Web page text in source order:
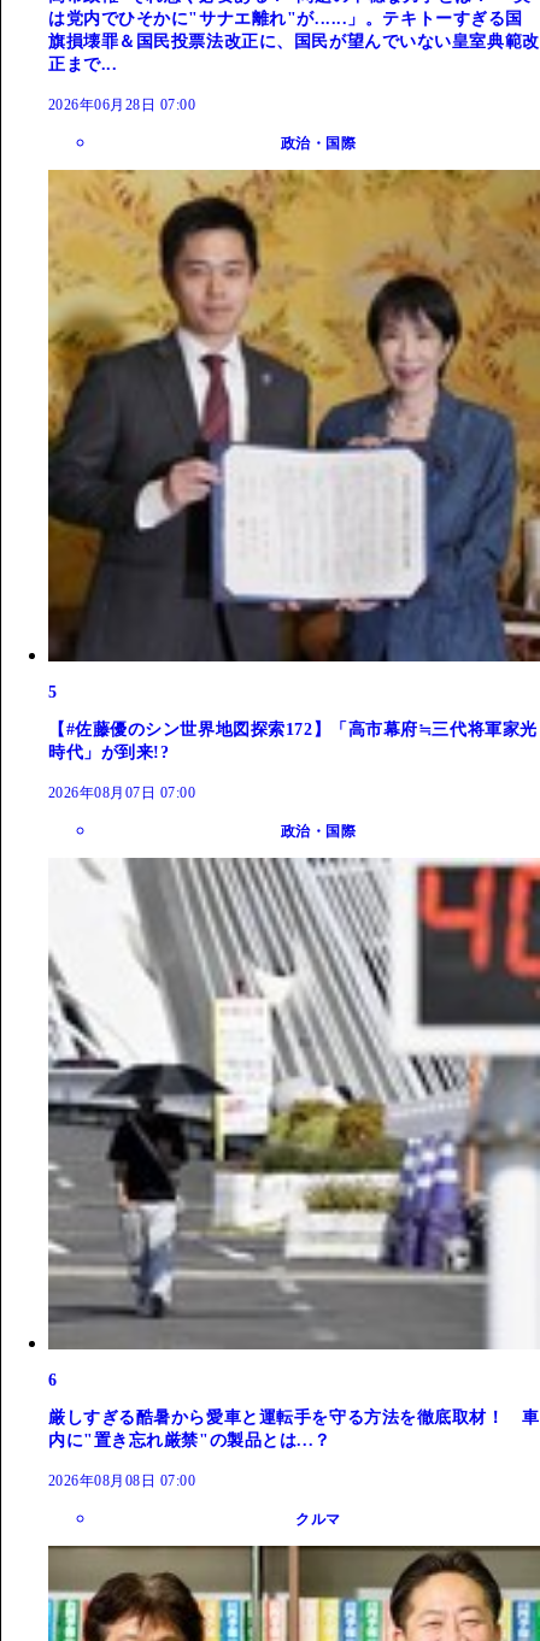
は党内でひそかに"サナエ離れ"が......」。テキトーすぎる国
旗損壊罪＆国民投票法改正に、国民が望んでいない皇室典範改
正まで...
2026年06月28日 07:00
政治・国際
5
【#佐藤優のシン世界地図探索172】「高市幕府≒三代将軍家光
時代」が到来!?
2026年08月07日 07:00
政治・国際
6
厳しすぎる酷暑から愛車と運転手を守る方法を徹底取材！ 車
内に"置き忘れ厳禁"の製品とは...？
2026年08月08日 07:00
クルマ